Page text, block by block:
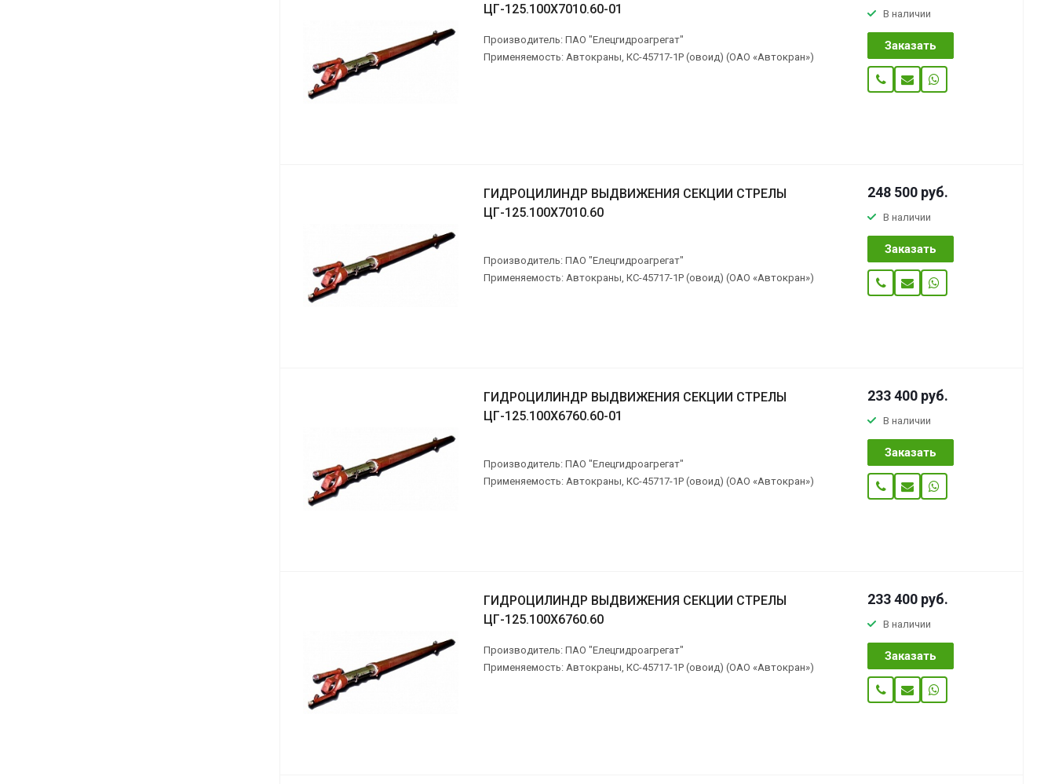
ЦГ-125.100Х7010.60-01
Производитель: ПАО "Елецгидроагрегат"
Применяемость: Автокраны, КС-45717-1Р (овоид) (ОАО «Автокран»)
В наличии
Заказать
ГИДРОЦИЛИНДР ВЫДВИЖЕНИЯ СЕКЦИИ СТРЕЛЫ
ЦГ-125.100Х7010.60
Производитель: ПАО "Елецгидроагрегат"
Применяемость: Автокраны, КС-45717-1Р (овоид) (ОАО «Автокран»)
248 500 руб.
В наличии
Заказать
ГИДРОЦИЛИНДР ВЫДВИЖЕНИЯ СЕКЦИИ СТРЕЛЫ
ЦГ-125.100Х6760.60-01
Производитель: ПАО "Елецгидроагрегат"
Применяемость: Автокраны, КС-45717-1Р (овоид) (ОАО «Автокран»)
233 400 руб.
В наличии
Заказать
ГИДРОЦИЛИНДР ВЫДВИЖЕНИЯ СЕКЦИИ СТРЕЛЫ
ЦГ-125.100Х6760.60
Производитель: ПАО "Елецгидроагрегат"
Применяемость: Автокраны, КС-45717-1Р (овоид) (ОАО «Автокран»)
233 400 руб.
В наличии
Заказать